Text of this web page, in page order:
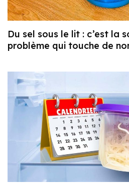
Du sel sous le lit : c’est la
problème qui touche de